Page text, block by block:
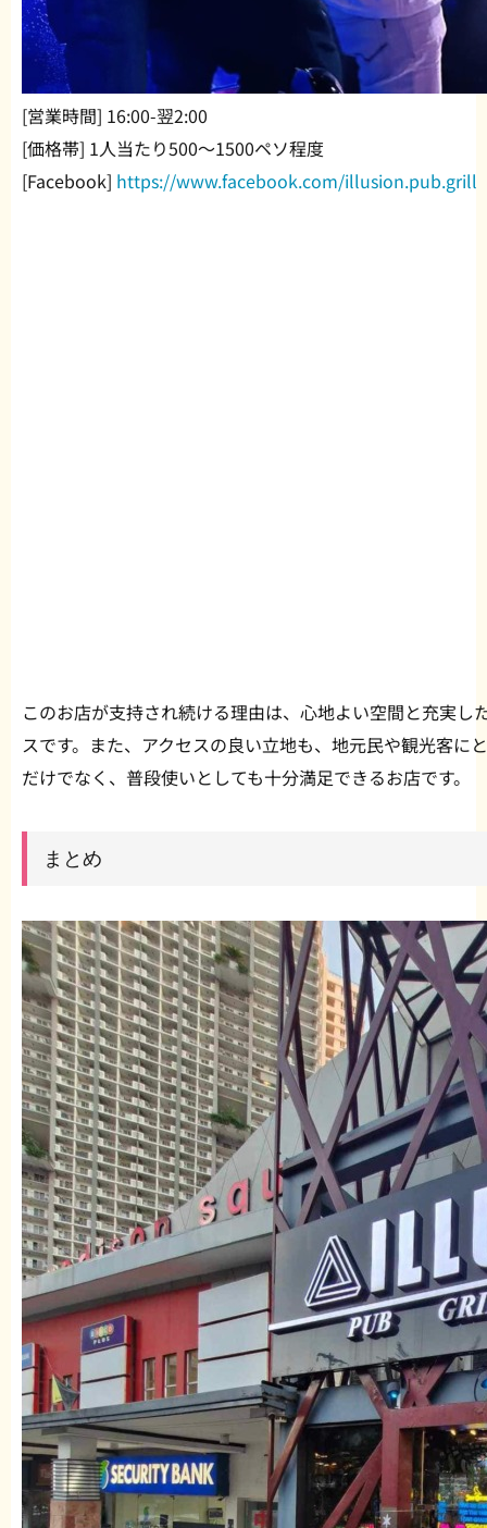
[営業時間] 16:00-翌2:00
[価格帯] 1人当たり500〜1500ペソ程度
[Facebook] https://www.facebook.com/illusion.pub.grill
このお店が支持され続ける理由は、心地よい空間と充実
スです。また、アクセスの良い立地も、地元民や観光客に
だけでなく、普段使いとしても十分満足できるお店です。
まとめ